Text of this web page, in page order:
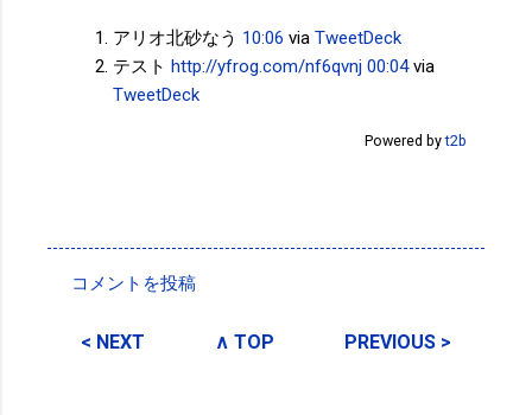
アリオ北砂なう 10:06 via TweetDeck
テスト http://yfrog.com/nf6qvnj 00:04 via
TweetDeck
Powered byt2b
メ
コメントを投稿
< NEXT ∧ TOP PREVIOUS >